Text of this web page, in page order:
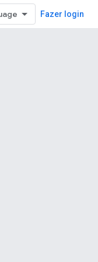
Fazer login